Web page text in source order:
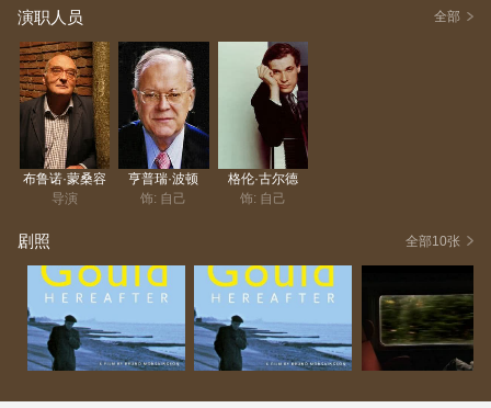
法”，使乐迷得以一睹这位艺术家在镜头前闪耀的个人魅力。导
演布诺·梦宪杰翁曾撰写过三本研究顾尔德的专著，在其前作
《郭德堡变奏曲 - 顾尔德弹巴哈》中，曾拍摄1976 - 1981五年
间顾尔德演奏这首巴赫经典曲目的各个版本，并深入访谈顾尔
德，留下两人精彩对话的珍贵影像。二十多年后，导演集结综
合现存所有与顾尔德相关的记录资料，无论是音乐还是文学方
面的题材，试图探寻关于顾尔德天赋异禀这一向来吸引广大乐
营造出一种顾尔德亲自回答提问的假象。同时，顾尔德又似乎
是整部影片的叙事……
演职人员 全部
布鲁诺·蒙桑容
导演
亨普瑞·波顿
饰: 自己
格伦·古尔德
饰: 自己
剧照 全部10张